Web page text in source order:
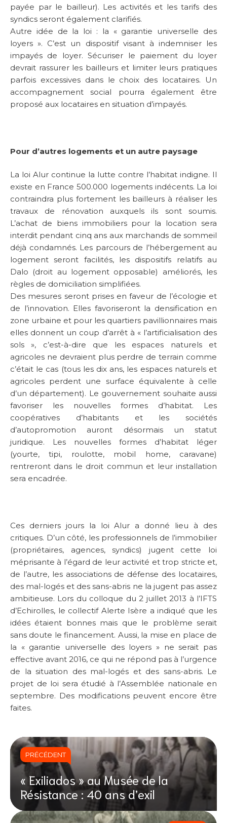
payée par le bailleur). Les activités et les tarifs des
syndics seront également clarifiés.
Autre idée de la loi : la « garantie universelle des
loyers ». C’est un dispositif visant à indemniser les
impayés de loyer. Sécuriser le paiement du loyer
devrait rassurer les bailleurs et limiter leurs pratiques
parfois excessives dans le choix des locataires. Un
accompagnement social pourra également être
proposé aux locataires en situation d’impayés.
Pour d’autres logements et un autre paysage
La loi Alur continue la lutte contre l’habitat indigne. Il
existe en France 500.000 logements indécents. La loi
contraindra plus fortement les bailleurs à réaliser les
travaux de rénovation auxquels ils sont soumis.
L’achat de biens immobiliers pour la location sera
interdit pendant cinq ans aux marchands de sommeil
déjà condamnés. Les parcours de l’hébergement au
logement seront facilités, les dispositifs relatifs au
Dalo (droit au logement opposable) améliorés, les
règles de domiciliation simplifiées.
Des mesures seront prises en faveur de l’écologie et
de l’innovation. Elles favoriseront la densification en
zone urbaine et pour les quartiers pavillionnaires mais
elles donnent un coup d’arrêt à « l’artificialisation des
sols », c’est-à-dire que les espaces naturels et
agricoles ne devraient plus perdre de terrain comme
c’était le cas (tous les dix ans, les espaces naturels et
agricoles perdent une surface équivalente à celle
d’un département). Le gouvernement souhaite aussi
favoriser les nouvelles formes d’habitat. Les
coopératives d’habitants et les sociétés
d’autopromotion auront désormais un statut
juridique. Les nouvelles formes d’habitat léger
(yourte, tipi, roulotte, mobil home, caravane)
rentreront dans le droit commun et leur installation
sera encadrée.
Ces derniers jours la loi Alur a donné lieu à des
critiques. D’un côté, les professionnels de l’immobilier
(propriétaires, agences, syndics) jugent cette loi
méprisante à l’égard de leur activité et trop stricte et,
de l’autre, les associations de défense des locataires,
des mal-logés et des sans-abris ne la jugent pas assez
ambitieuse. Lors du colloque du 2 juillet 2013 à l’IFTS
d’Echirolles, le collectif Alerte Isère a indiqué que les
idées étaient bonnes mais que le problème serait
sans doute le financement. Aussi, la mise en place de
la « garantie universelle des loyers » ne serait pas
effective avant 2016, ce qui ne répond pas à l’urgence
de la situation des mal-logés et des sans-abris. Le
projet de loi sera étudié à l’Assemblée nationale en
septembre. Des modifications peuvent encore être
faites.
PRÉCÉDENT
« Exiliados » au Musée de la
Résistance : 40 ans d’exil